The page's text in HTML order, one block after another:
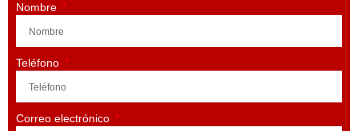
Nombre
Teléfono
Correo electrónico